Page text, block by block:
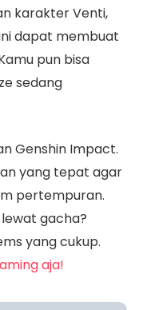
karakter Venti,
dapat membuat
pun bisa
sedang
Genshin Impact.
yang tepat agar
pertempuran.
gacha?
yang cukup.
aja!